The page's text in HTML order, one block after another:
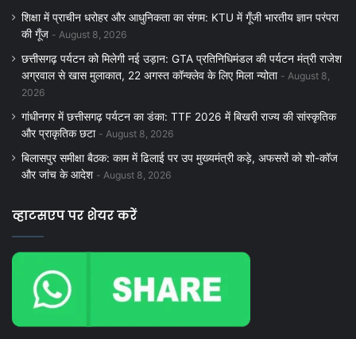
शिक्षा में प्राचीन धरोहर और आधुनिकता का संगम: KTU में गूँजी भारतीय ज्ञान परंपरा
की गूँज
August 8, 2026
छत्तीसगढ़ पर्यटन को मिलेगी नई उड़ान: GTA प्रतिनिधिमंडल की पर्यटन मंत्री राजेश
अग्रवाल से खास मुलाकात, 22 अगस्त कॉन्क्लेव के लिए मिला न्योता
August 8,
2026
गांधीनगर में छत्तीसगढ़ पर्यटन का डंका: TTF 2026 में बिखरी राज्य की सांस्कृतिक
और प्राकृतिक छटा
August 8, 2026
बिलासपुर समीक्षा बैठक: काम में ढिलाई पर उप मुख्यमंत्री कड़े, अफसरों को शो-कॉज
और जांच के आदेश
August 8, 2026
व्हाटसएप पर शेयर करें